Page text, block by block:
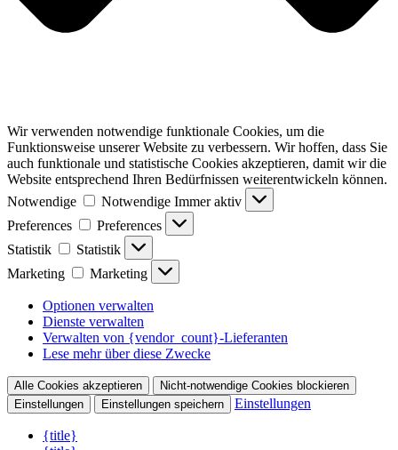
Wir verwenden notwendige funktionale Cookies, um die
Funktionsweise unserer Website zu verbessern. Wir hoffen, dass Sie
auch funktionale und statistische Cookies akzeptieren, damit wir die
Website entsprechend Ihren Bedürfnissen weiterentwickeln können.
Notwendige
Notwendige Immer aktiv
Preferences
Preferences
Statistik
Statistik
Marketing
Marketing
Optionen verwalten
Dienste verwalten
Verwalten von {vendor_count}-Lieferanten
Lese mehr über diese Zwecke
Alle Cookies akzeptieren
Nicht-notwendige Cookies blockieren
Einstellungen
Einstellungen speichern Einstellungen
{title}